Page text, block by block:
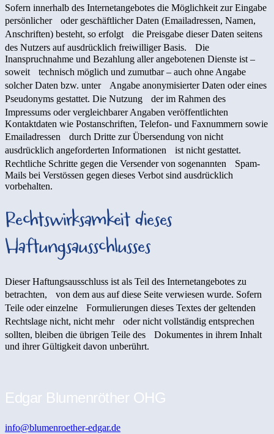
Sofern innerhalb des Internetangebotes die Möglichkeit zur Eingabe
persönlicher oder geschäftlicher Daten (Emailadressen, Namen,
Anschriften) besteht, so erfolgt die Preisgabe dieser Daten seitens
des Nutzers auf ausdrücklich freiwilliger Basis. Die
Inanspruchnahme und Bezahlung aller angebotenen Dienste ist –
soweit technisch möglich und zumutbar – auch ohne Angabe
solcher Daten bzw. unter Angabe anonymisierter Daten oder eines
Pseudonyms gestattet. Die Nutzung der im Rahmen des
Impressums oder vergleichbarer Angaben veröffentlichten
Kontaktdaten wie Postanschriften, Telefon- und Faxnummern sowie
Emailadressen durch Dritte zur Übersendung von nicht
ausdrücklich angeforderten Informationen ist nicht gestattet.
Rechtliche Schritte gegen die Versender von sogenannten Spam-
Mails bei Verstössen gegen dieses Verbot sind ausdrücklich
vorbehalten.
Rechtswirksamkeit dieses
Haftungsausschlusses
Dieser Haftungsausschluss ist als Teil des Internetangebotes zu
betrachten, von dem aus auf diese Seite verwiesen wurde. Sofern
Teile oder einzelne Formulierungen dieses Textes der geltenden
Rechtslage nicht, nicht mehr oder nicht vollständig entsprechen
sollten, bleiben die übrigen Teile des Dokumentes in ihrem Inhalt
und ihrer Gültigkeit davon unberührt.
Edgar Blumenröther OHG
info@blumenroether-edgar.de